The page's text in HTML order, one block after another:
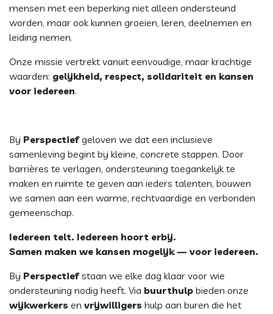
mensen met een beperking niet alleen ondersteund
worden, maar ook kunnen groeien, leren, deelnemen en
leiding nemen.
Onze missie vertrekt vanuit eenvoudige, maar krachtige
waarden: gelijkheid, respect, solidariteit en kansen
voor iedereen.
Bij Perspectiefgeloven we dat een inclusieve
samenleving begint bij kleine, concrete stappen. Door
barrières te verlagen, ondersteuning toegankelijk te
maken en ruimte te geven aan ieders talenten, bouwen
we samen aan een warme, rechtvaardige en verbonden
gemeenschap.
Iedereen telt. Iedereen hoort erbij.
Samen maken we kansen mogelijk — voor iedereen.
Bij Perspectiefstaan we elke dag klaar voor wie
ondersteuning nodig heeft. Via buurthulp bieden onze
wijkwerkers en vrijwilligers hulp aan buren die het